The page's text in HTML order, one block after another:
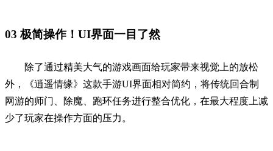
03极简操作！UI界面一目了然
除了通过精美大气的游戏画面给玩家带来视觉上的放松
外，《逍遥情缘》这款手游UI界面相对简约，将传统回合制
网游的师门、除魔、跑环任务进行整合优化，在最大程度上减
少了玩家在操作方面的压力。